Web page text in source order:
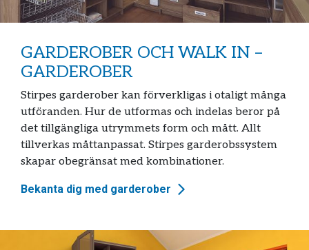
GARDEROBER OCH WALK IN –
GARDEROBER
Stirpes garderober kan förverkligas i otaligt många
utföranden. Hur de utformas och indelas beror på
det tillgängliga utrymmets form och mått. Allt
tillverkas måttanpassat. Stirpes garderobssystem
skapar obegränsat med kombinationer.
Bekanta dig med garderober